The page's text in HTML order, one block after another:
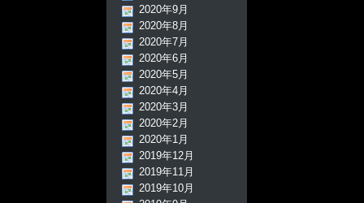
2020年9月
2020年8月
2020年7月
2020年6月
2020年5月
2020年4月
2020年3月
2020年2月
2020年1月
2019年12月
2019年11月
2019年10月